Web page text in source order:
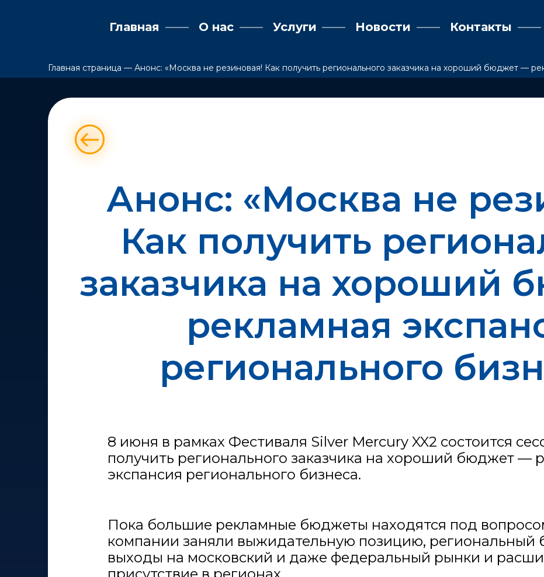
Главная О нас Услуги Новости
Контакты
Главная страница — Анонс: «Москва не резиновая! Как получить регионального заказчика на хороший бюджет —
Анонс: «Москва не
Как получить
заказчика на хороший
рекламная
регионального
8 июня в рамках Фестиваля Silver Mercury XX2 состоится
получить регионального заказчика на хороший бюджет —
экспансия регионального бизнеса.
Пока большие рекламные бюджеты находятся под
компании заняли выжидательную позицию, региональный
выходы на московский и даже федеральный рынки и